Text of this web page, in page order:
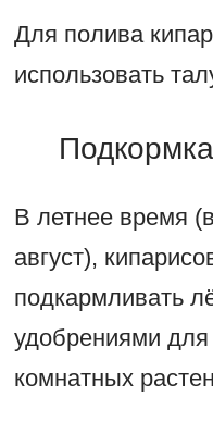
Для полива
использовать
В летнее время
август),
подкармливать
удобрениями
комнатных